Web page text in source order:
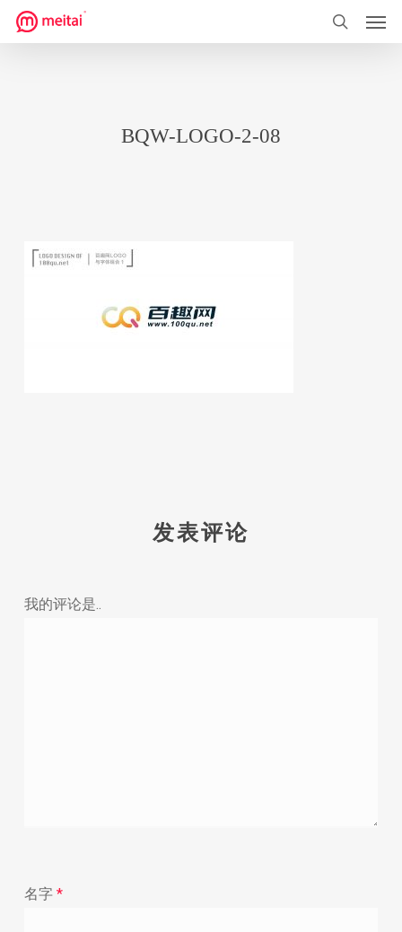
到
搜索
BQW-LOGO-2-08
发表评论
我的评论是..
名字 *